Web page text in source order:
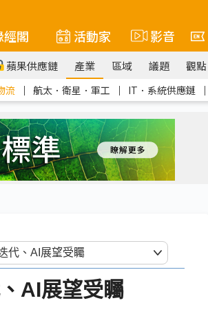
經閣 活動家 影音
蘋果供應鏈 產業 區域 議題 觀點
流 ｜ 航太．衛星．軍工 ｜ IT．系統供應鏈 ｜
AI展望受矚